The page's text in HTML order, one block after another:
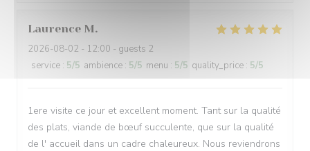
Laurence M
2026-08-02 - 12:00 - guests 2
service : 5/5 ambience : 5/5 menu : 5/5 quality_price : 5/5
1ere visite ce jour et excellent moment. Tant sur la qualité
des plats, viande de bœuf succulente, que sur la qualité
de l' accueil dans un cadre chaleureux. Nous reviendrons